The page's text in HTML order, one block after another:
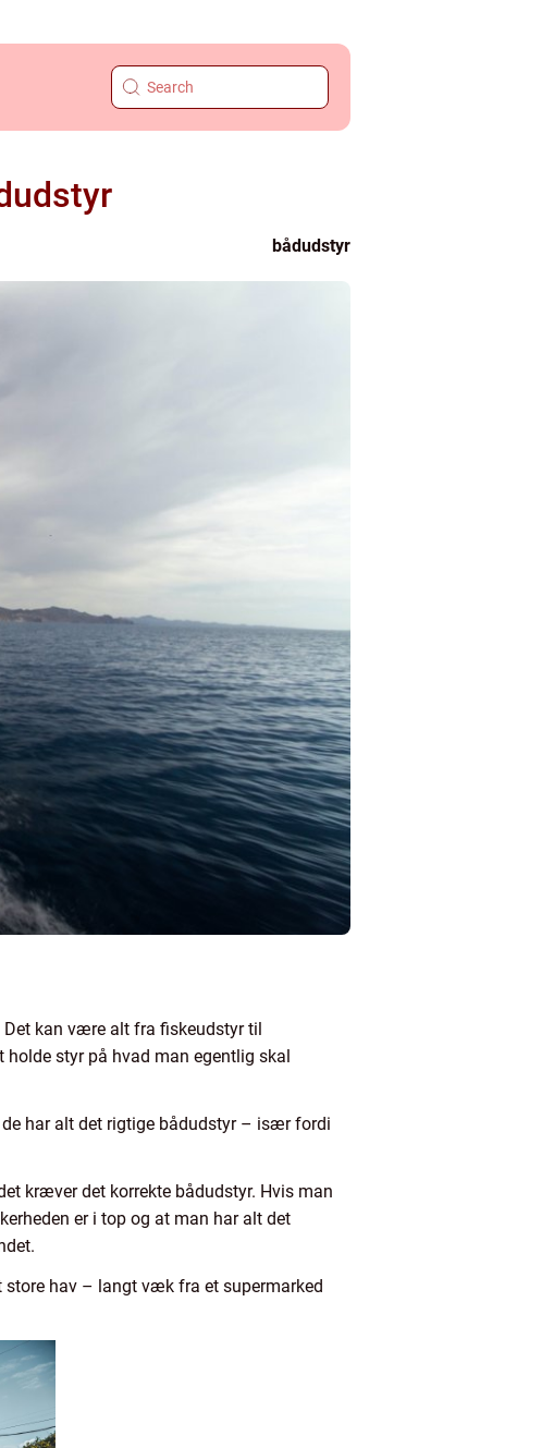
bådudstyr
Det kan være alt fra fiskeudstyr til
styr på hvad man egentlig skal
har alt det rigtige bådudstyr – især fordi
kræver det korrekte bådudstyr. Hvis man
er i top og at man har alt det
store hav – langt væk fra et supermarked